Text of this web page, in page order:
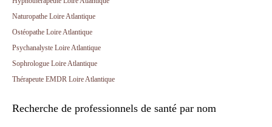
Naturopathe Loire Atlantique
Ostéopathe Loire Atlantique
Psychanalyste Loire Atlantique
Sophrologue Loire Atlantique
Thérapeute EMDR Loire Atlantique
Recherche de professionnels de santé par nom